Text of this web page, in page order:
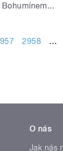
2958 …
O nás
Jak nás